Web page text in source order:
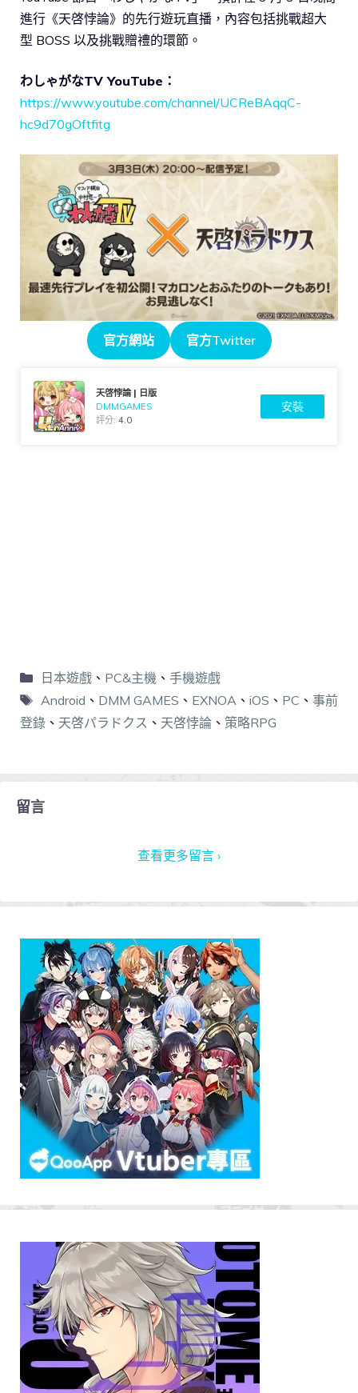
進行《天啓悖論》的先行遊玩直播，內容包括挑戰超大
型 BOSS 以及挑戰贈禮的環節。
わしゃがなTV YouTube：
https://www.youtube.com/channel/UCReBAqqC-
hc9d70gOftfitg
官方網站 官方Twitter
天啓悖論 | 日版
DMMGAMES
評分:4.0
安裝
日本遊戲、 PC&主機 、 手機遊戲
Android 、 DMM GAMES 、 EXNOA 、 iOS 、 PC 、 事前
登錄 、 天啓パラドクス 、 天啓悖論 、 策略RPG
留言
查看更多留言 ›